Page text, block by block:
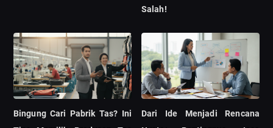
Salah!
Bingung Cari Pabrik Tas? Ini
Dari Ide Menjadi Rencana